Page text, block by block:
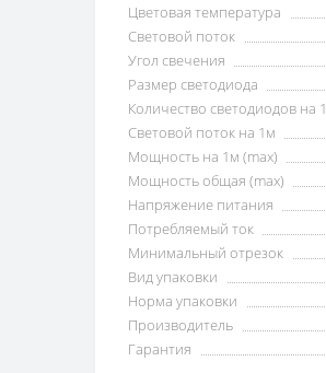
Цветовая температура
Световой поток
Угол свечения
Размер светодиода
Количество светодиодов на
Световой поток на 1м
Мощность на 1м (max)
Мощность общая (max)
Напряжение питания
Потребляемый ток
Минимальный отрезок
Вид упаковки
Норма упаковки
Производитель
Гарантия